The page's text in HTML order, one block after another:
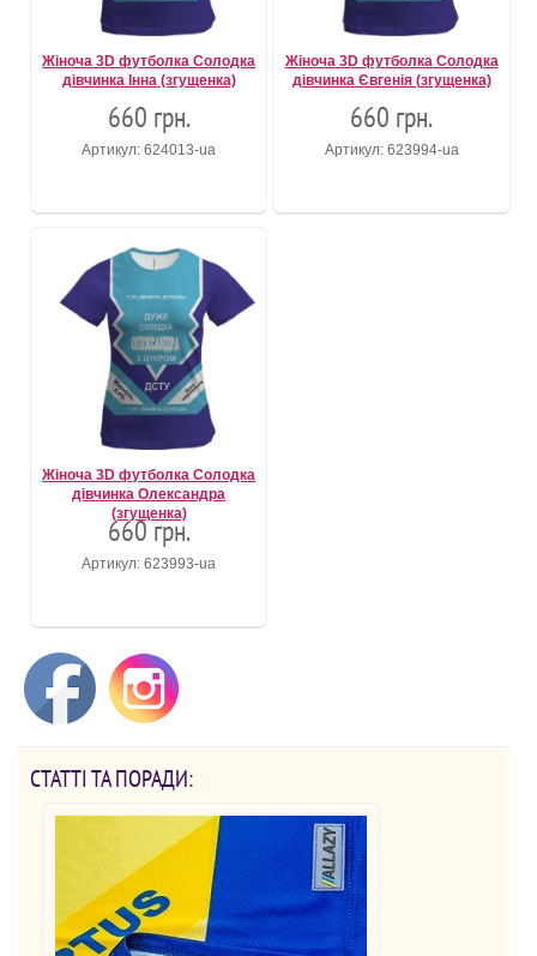
Жіноча 3D футболка Солодка
дівчинка Інна (згущенка)
660 грн.
Артикул: 624013-ua
Жіноча 3D футболка Солодка
дівчинка Євгенія (згущенка)
660 грн.
Артикул: 623994-ua
Жіноча 3D футболка Солодка
дівчинка Олександра
(згущенка)
660 грн.
Артикул: 623993-ua
СТАТТІ ТА ПОРАДИ: